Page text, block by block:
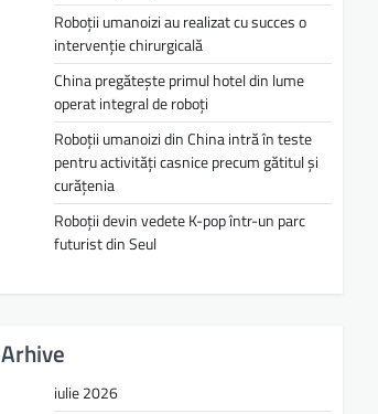
Roboții umanoizi au realizat cu succes o
intervenție chirurgicală
China pregătește primul hotel din lume
operat integral de roboți
Roboții umanoizi din China intră în teste
pentru activități casnice precum gătitul și
curățenia
Roboții devin vedete K-pop într-un parc
futurist din Seul
Arhive
iulie 2026